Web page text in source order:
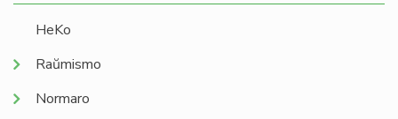
HeKo
Raŭmismo
Normaro